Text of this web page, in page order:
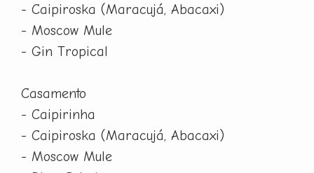
- Caipiroska (Maracujá, Abacaxi)
- Moscow Mule
- Gin Tropical
Casamento
- Caipirinha
- Caipiroska (Maracujá, Abacaxi)
- Moscow Mule